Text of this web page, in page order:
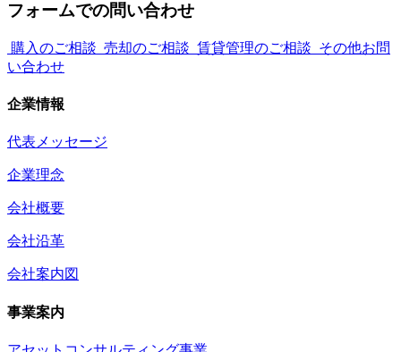
フォームでの問い合わせ
購入のご相談 売却のご相談 賃貸管理のご相談 その他お問
い合わせ
企業情報
代表メッセージ
企業理念
会社概要
会社沿革
会社案内図
事業案内